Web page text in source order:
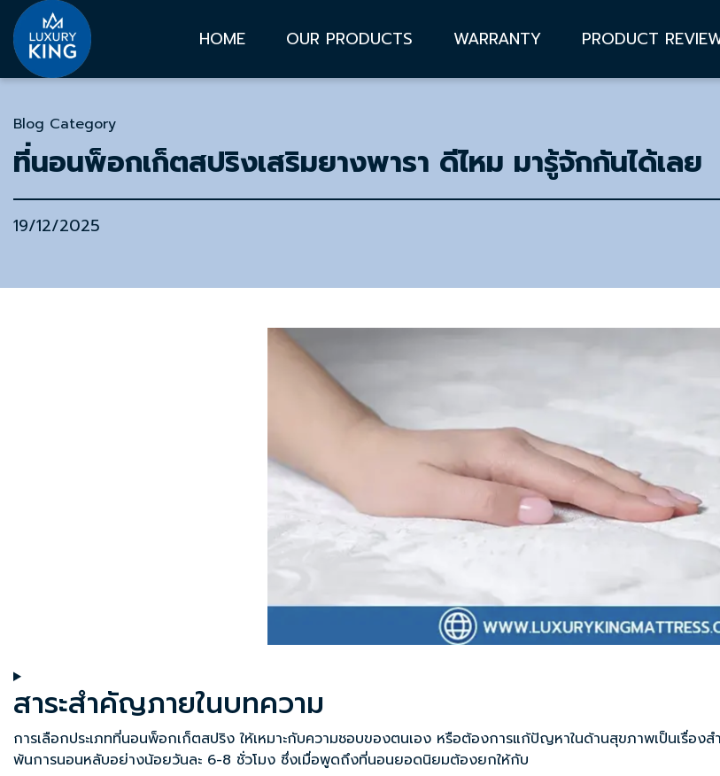
HOME OUR PRODUCTS WARRANTY PRODUCT
Blog Category
ที่นอนพ็อกเก็ตสปริงเสริมยางพารา ดีไหม มารู้จักกันได้เลย
19/12/2025
สาระสำคัญภายในบทความ
การเลือกประเภทที่นอนพ็อกเก็ตสปริง ให้เหมาะกับความชอบของตนเอง หรือต้องการแก้ปัญหาในด้านสุขภาพเป็นเรื่อ
พ้นการนอนหลับอย่างน้อยวันละ 6-8 ชั่วโมง ซึ่งเมื่อพูดถึงที่นอนยอดนิยมต้องยกให้กับ